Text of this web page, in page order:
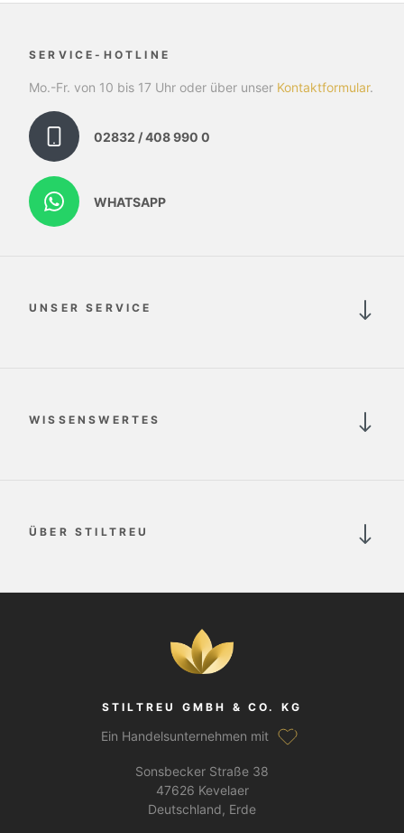
SERVICE-HOTLINE
Mo.-Fr. von 10 bis 17 Uhr oder über unser Kontaktformular.
02832 / 408 990 0
WHATSAPP
UNSER SERVICE
WISSENSWERTES
ÜBER STILTREU
STILTREU GMBH & CO. KG
Ein Handelsunternehmen mit
Sonsbecker Straße 38
47626 Kevelaer
Deutschland, Erde